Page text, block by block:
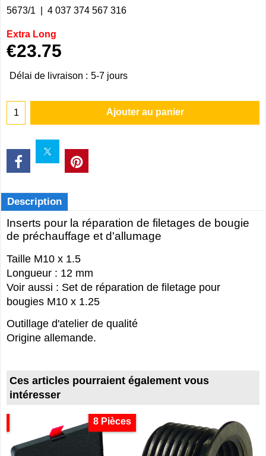
5673/1 4 037 374 567 316
Extra Long
€23.75
Délai de livraison : 5-7 jours
Ajouter au panier
Description
Inserts pour la réparation de filetages de bougie
de préchauffage et d'allumage
Taille M10 x 1.5
Longueur : 12 mm
Voir aussi : Set de réparation de filetage pour
bougies M10 x 1.25
Outillage d'atelier de qualité
Origine allemande.
Ces articles pourraient également vous
intéresser
8 Pièces